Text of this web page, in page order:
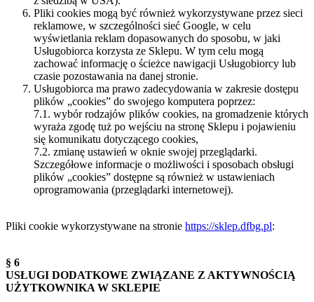
Pliki cookies mogą być również wykorzystywane przez sieci
reklamowe, w szczególności sieć Google, w celu
wyświetlania reklam dopasowanych do sposobu, w jaki
Usługobiorca korzysta ze Sklepu. W tym celu mogą
zachować informację o ścieżce nawigacji Usługobiorcy lub
czasie pozostawania na danej stronie.
Usługobiorca ma prawo zadecydowania w zakresie dostępu
plików „cookies” do swojego komputera poprzez:
7.1. wybór rodzajów plików cookies, na gromadzenie których
wyraża zgodę tuż po wejściu na stronę Sklepu i pojawieniu
się komunikatu dotyczącego cookies,
7.2. zmianę ustawień w oknie swojej przeglądarki.
Szczegółowe informacje o możliwości i sposobach obsługi
plików „cookies” dostępne są również w ustawieniach
oprogramowania (przeglądarki internetowej).
Pliki cookie wykorzystywane na stronie https://sklep.dfbg.pl:
§ 6
USŁUGI DODATKOWE ZWIĄZANE Z AKTYWNOŚCIĄ
UŻYTKOWNIKA W SKLEPIE